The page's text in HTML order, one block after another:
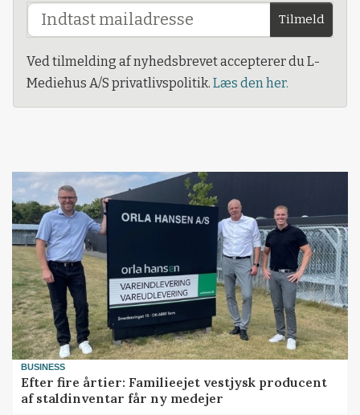
Tilmeld
Ved tilmelding af nyhedsbrevet accepterer du L-
Mediehus A/S privatlivspolitik. Læs den her.
BUSINESS
Efter fire årtier: Familieejet vestjysk producent
af staldinventar får ny medejer